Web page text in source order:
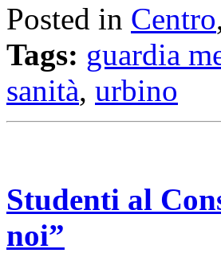
Posted in Centro,
Tags: guardia
sanità, urbino
Studenti al
noi”